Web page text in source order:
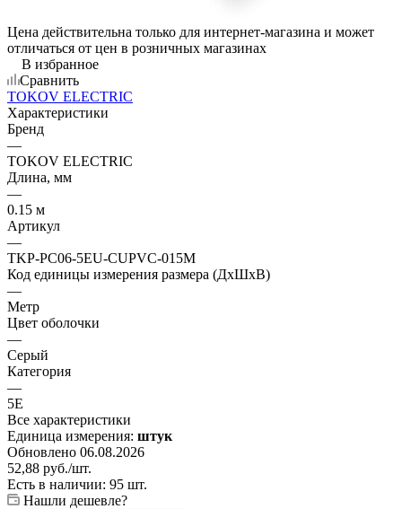
Цена действительна только для интернет-магазина и может
отличаться от цен в розничных магазинах
В избранное
Сравнить
TOKOV ELECTRIC
Характеристики
Бренд
—
TOKOV ELECTRIC
Длина, мм
—
0.15 м
Артикул
—
TKP-PC06-5EU-CUPVC-015M
Код единицы измерения размера (ДхШхВ)
—
Метр
Цвет оболочки
—
Серый
Категория
—
5E
Все характеристики
Единица измерения: штук
Обновлено 06.08.2026
52,88 руб./шт.
Есть в наличии: 95 шт.
Нашли дешевле?